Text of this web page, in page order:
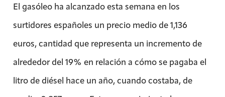
El gasóleo ha alcanzado esta semana en los
surtidores españoles un precio medio de 1,136
euros, cantidad que representa un incremento de
alrededor del 19% en relación a cómo se pagaba el
litro de diésel hace un año, cuando costaba, de